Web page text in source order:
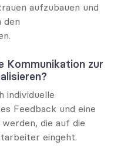
aufzubauen und
den
Kommunikation zur
individuelle
Feedback und eine
die auf die
eingeht.